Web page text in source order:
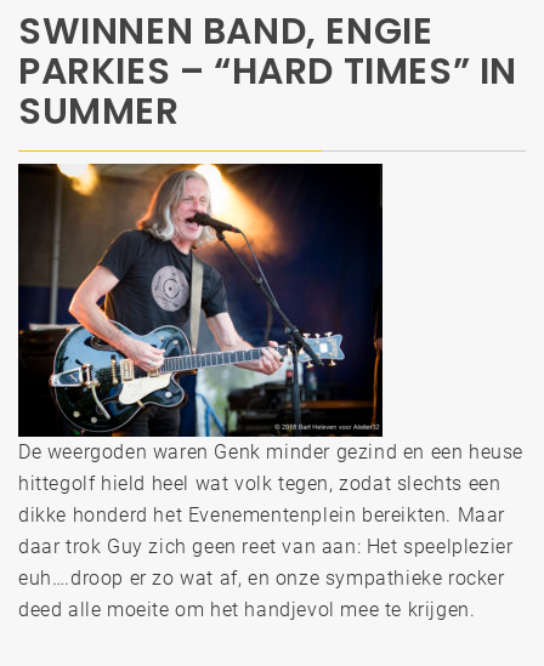
SWINNEN BAND, ENGIE
PARKIES – “HARD TIMES” IN
SUMMER
De weergoden waren Genk minder gezind en een heuse
hittegolf hield heel wat volk tegen, zodat slechts een
dikke honderd het Evenementenplein bereikten. Maar
daar trok Guy zich geen reet van aan: Het speelplezier
euh….droop er zo wat af, en onze sympathieke rocker
deed alle moeite om het handjevol mee te krijgen.